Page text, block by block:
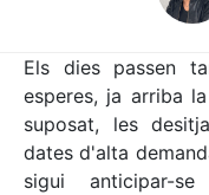
Els dies passen
esperes, ja arriba
suposat, les
dates d'alta
sigui anticipar-